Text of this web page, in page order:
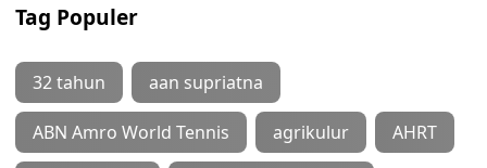
Tag Populer
32 tahun aan supriatna
ABN Amro World Tennis agrikulur AHRT